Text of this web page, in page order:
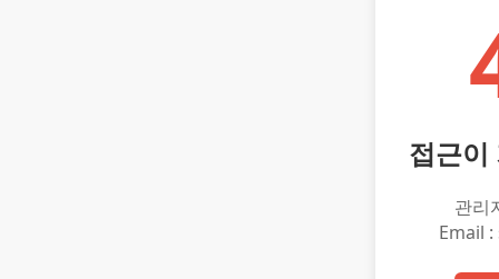
접근이
관리
Email